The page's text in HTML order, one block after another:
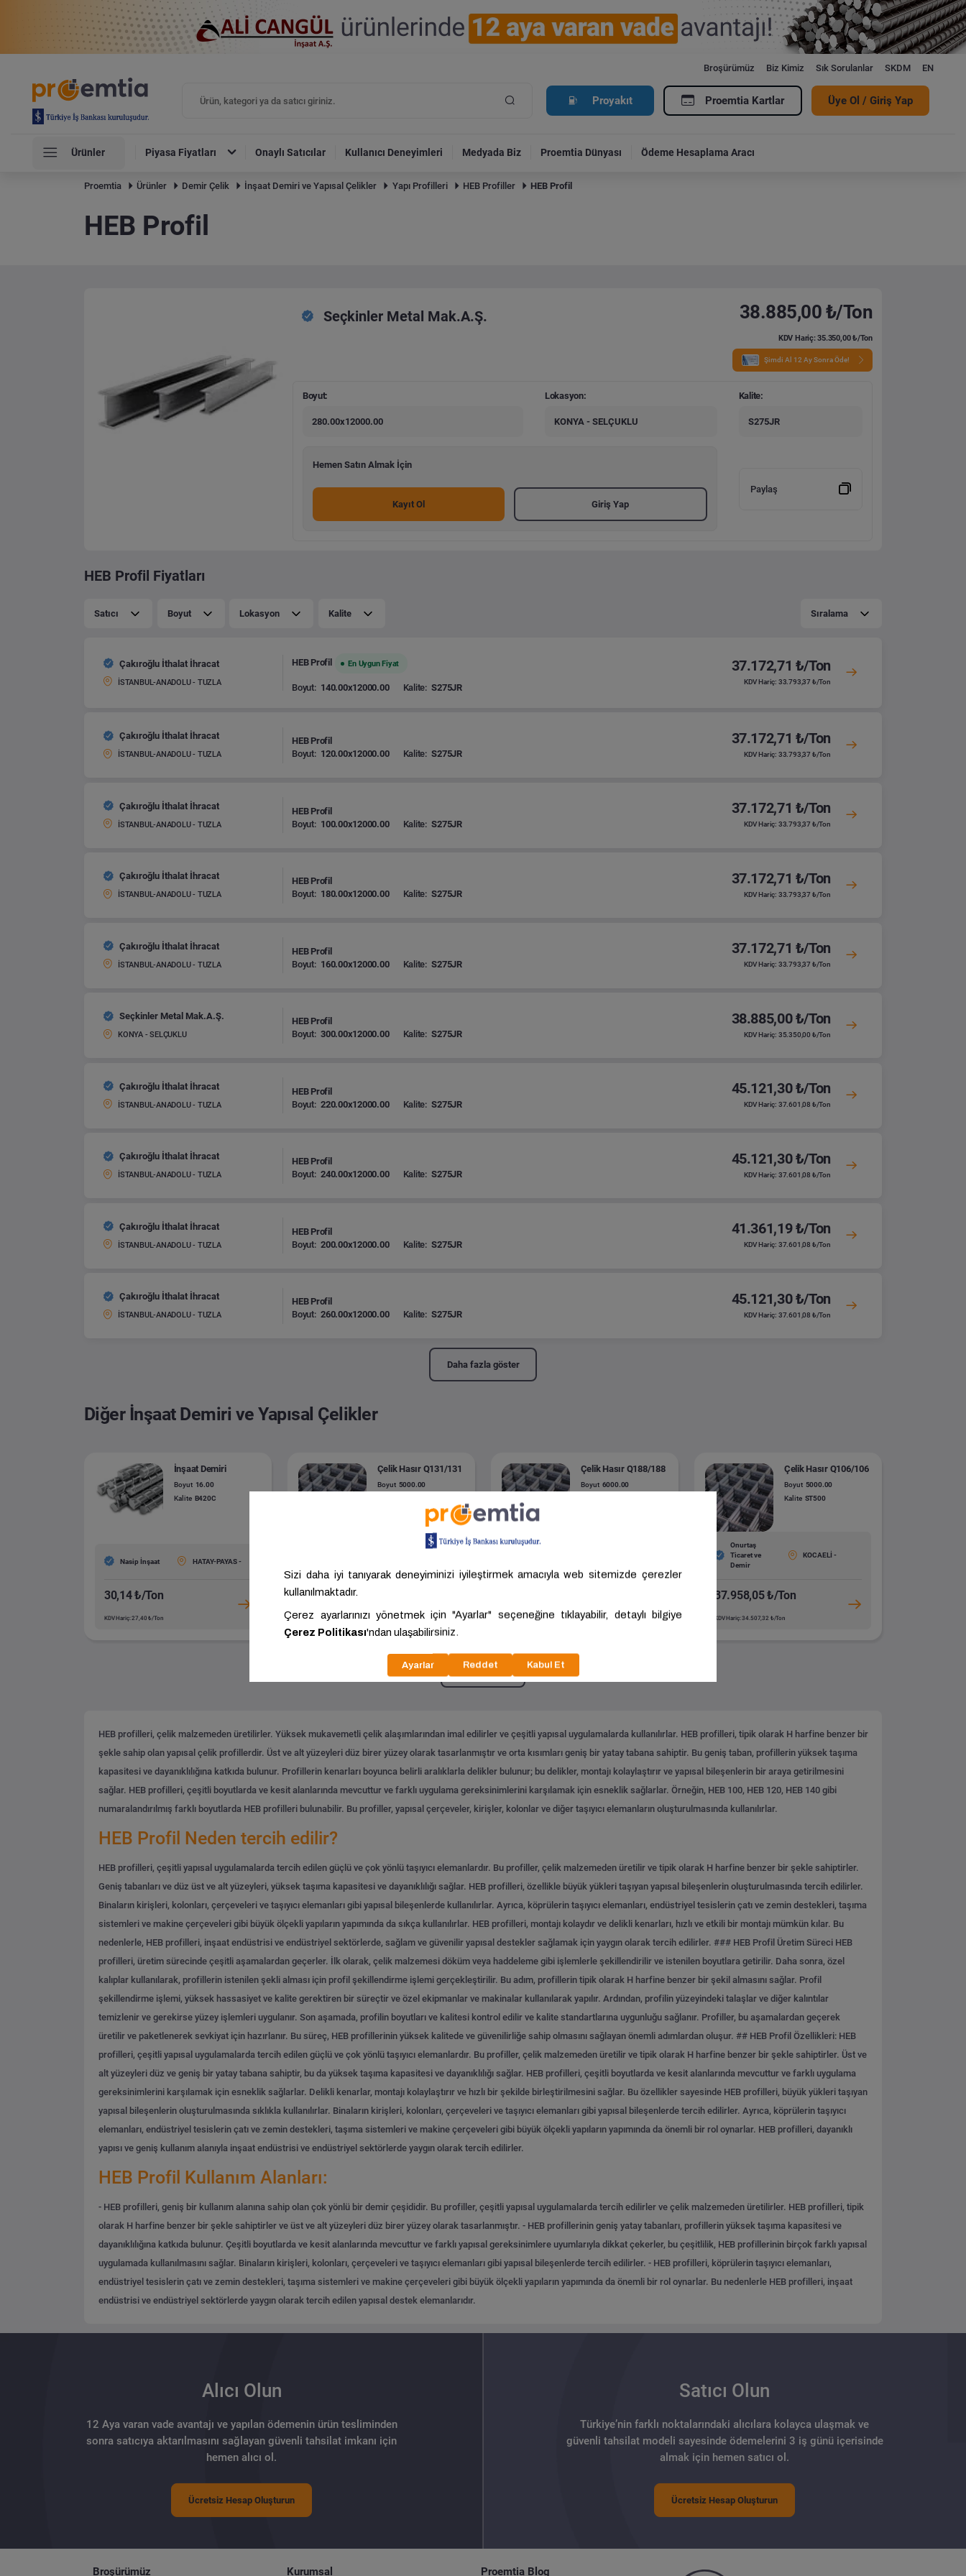
Broşürümüz Biz Kimiz Sık Sorulanlar SKDM EN
Proyakıt Proemtia Kartlar Üye Ol / Giriş Yap
Ürünler Piyasa Fiyatları Onaylı Satıcılar Kullanıcı Deneyimleri Medyada Biz Proemtia Dünyası Ödeme Hesaplama Aracı
Proemtia Ürünler Demir Çelik İnşaat Demiri ve Yapısal Çelikler Yapı Profilleri HEB Profiller HEB Profil
HEB Profil
Seçkinler Metal Mak.A.Ş. 38.885,00 ₺/Ton
KDV Hariç: 35.350,00 ₺/Ton
Şimdi Al 12 Ay Sonra Öde!
Boyut:
280.00x12000.00
Lokasyon:
KONYA - SELÇUKLU
Kalite:
S275JR
Hemen Satın Almak İçin
Kayıt Ol Giriş Yap
Paylaş
HEB Profil Fiyatları
Satıcı Boyut Lokasyon Kalite Sıralama
Çakıroğlu İthalat İhracat
İSTANBUL-ANADOLU - TUZLA
HEB Profil En Uygun Fiyat
Boyut: 140.00x12000.00 Kalite: S275JR
37.172,71 ₺/Ton
KDV Hariç: 33.793,37 ₺/Ton
Çakıroğlu İthalat İhracat
İSTANBUL-ANADOLU - TUZLA
HEB Profil
Boyut: 120.00x12000.00 Kalite: S275JR
37.172,71 ₺/Ton
KDV Hariç: 33.793,37 ₺/Ton
Çakıroğlu İthalat İhracat
İSTANBUL-ANADOLU - TUZLA
HEB Profil
Boyut: 100.00x12000.00 Kalite: S275JR
37.172,71 ₺/Ton
KDV Hariç: 33.793,37 ₺/Ton
Çakıroğlu İthalat İhracat
İSTANBUL-ANADOLU - TUZLA
HEB Profil
Boyut: 180.00x12000.00 Kalite: S275JR
37.172,71 ₺/Ton
KDV Hariç: 33.793,37 ₺/Ton
Çakıroğlu İthalat İhracat
İSTANBUL-ANADOLU - TUZLA
HEB Profil
Boyut: 160.00x12000.00 Kalite: S275JR
37.172,71 ₺/Ton
KDV Hariç: 33.793,37 ₺/Ton
Seçkinler Metal Mak.A.Ş.
KONYA - SELÇUKLU
HEB Profil
Boyut: 300.00x12000.00 Kalite: S275JR
38.885,00 ₺/Ton
KDV Hariç: 35.350,00 ₺/Ton
Çakıroğlu İthalat İhracat
İSTANBUL-ANADOLU - TUZLA
HEB Profil
Boyut: 220.00x12000.00 Kalite: S275JR
45.121,30 ₺/Ton
KDV Hariç: 37.601,08 ₺/Ton
Çakıroğlu İthalat İhracat
İSTANBUL-ANADOLU - TUZLA
HEB Profil
Boyut: 240.00x12000.00 Kalite: S275JR
45.121,30 ₺/Ton
KDV Hariç: 37.601,08 ₺/Ton
Çakıroğlu İthalat İhracat
İSTANBUL-ANADOLU - TUZLA
HEB Profil
Boyut: 200.00x12000.00 Kalite: S275JR
41.361,19 ₺/Ton
KDV Hariç: 37.601,08 ₺/Ton
Çakıroğlu İthalat İhracat
İSTANBUL-ANADOLU - TUZLA
HEB Profil
Boyut: 260.00x12000.00 Kalite: S275JR
45.121,30 ₺/Ton
KDV Hariç: 37.601,08 ₺/Ton
Daha fazla göster
Diğer İnşaat Demiri ve Yapısal Çelikler
İnşaat Demiri
Boyut 16.00
Kalite B420C
Nasip İnşaat HATAY-PAYAS -
30,14 ₺/Ton
KDV Hariç: 27,40 ₺/Ton
Çelik Hasır Q131/131
Boyut 5000.00
31.075,00 ₺/Ton
KDV Hariç: 28.250,00 ₺/Ton
Çelik Hasır Q188/188
Boyut 6000.00
KDV Hariç: 28.250,00 ₺/Ton
Çelik Hasır Q106/106
Boyut 5000.00
Kalite ST500
Onurtaş
Ticaret ve
Demir
KOCAELİ -
37.958,05 ₺/Ton
KDV Hariç: 34.507,32 ₺/Ton
Tümünü Gör
HEB profilleri, çelik malzemeden üretilirler. Yüksek mukavemetli çelik alaşımlarından imal edilirler ve çeşitli yapısal uygulamalarda kullanılırlar. HEB profilleri, tipik olarak H harfine benzer bir
şekle sahip olan yapısal çelik profillerdir. Üst ve alt yüzeyleri düz birer yüzey olarak tasarlanmıştır ve orta kısımları geniş bir yatay tabana sahiptir. Bu geniş taban, profillerin yüksek taşıma
kapasitesi ve dayanıklılığına katkıda bulunur. Profillerin kenarları boyunca belirli aralıklarla delikler bulunur; bu delikler, montajı kolaylaştırır ve yapısal bileşenlerin bir araya getirilmesini
sağlar. HEB profilleri, çeşitli boyutlarda ve kesit alanlarında mevcuttur ve farklı uygulama gereksinimlerini karşılamak için esneklik sağlarlar. Örneğin, HEB 100, HEB 120, HEB 140 gibi
numaralandırılmış farklı boyutlarda HEB profilleri bulunabilir. Bu profiller, yapısal çerçeveler, kirişler, kolonlar ve diğer taşıyıcı elemanların oluşturulmasında kullanılırlar.
HEB Profil Neden tercih edilir?
HEB profilleri, çeşitli yapısal uygulamalarda tercih edilen güçlü ve çok yönlü taşıyıcı elemanlardır. Bu profiller, çelik malzemeden üretilir ve tipik olarak H harfine benzer bir şekle sahiptirler.
Geniş tabanları ve düz üst ve alt yüzeyleri, yüksek taşıma kapasitesi ve dayanıklılığı sağlar. HEB profilleri, özellikle büyük yükleri taşıyan yapısal bileşenlerin oluşturulmasında tercih edilirler.
Binaların kirişleri, kolonları, çerçeveleri ve taşıyıcı elemanları gibi yapısal bileşenlerde kullanılırlar. Ayrıca, köprülerin taşıyıcı elemanları, endüstriyel tesislerin çatı ve zemin destekleri, taşıma
sistemleri ve makine çerçeveleri gibi büyük ölçekli yapıların yapımında da sıkça kullanılırlar. HEB profilleri, montajı kolaydır ve delikli kenarları, hızlı ve etkili bir montajı mümkün kılar. Bu
nedenlerle, HEB profilleri, inşaat endüstrisi ve endüstriyel sektörlerde, sağlam ve güvenilir yapısal destekler sağlamak için yaygın olarak tercih edilirler. ### HEB Profil Üretim Süreci HEB
profilleri, üretim sürecinde çeşitli aşamalardan geçerler. İlk olarak, çelik malzemesi döküm veya haddeleme gibi işlemlerle şekillendirilir ve istenilen boyutlara getirilir. Daha sonra, özel
kalıplar kullanılarak, profillerin istenilen şekli alması için profil şekillendirme işlemi gerçekleştirilir. Bu adım, profillerin tipik olarak H harfine benzer bir şekil almasını sağlar. Profil
şekillendirme işlemi, yüksek hassasiyet ve kalite gerektiren bir süreçtir ve özel ekipmanlar ve makinalar kullanılarak yapılır. Ardından, profilin yüzeyindeki talaşlar ve diğer kalıntılar
temizlenir ve gerekirse yüzey işlemleri uygulanır. Son aşamada, profilin boyutları ve kalitesi kontrol edilir ve kalite standartlarına uygunluğu sağlanır. Profiller, bu aşamalardan geçerek
üretilir ve paketlenerek sevkiyat için hazırlanır. Bu süreç, HEB profillerinin yüksek kalitede ve güvenilirliğe sahip olmasını sağlayan önemli adımlardan oluşur. ## HEB Profil Özellikleri: HEB
profilleri, çeşitli yapısal uygulamalarda tercih edilen güçlü ve çok yönlü taşıyıcı elemanlardır. Bu profiller, çelik malzemeden üretilir ve tipik olarak H harfine benzer bir şekle sahiptirler. Üst ve
alt yüzeyleri düz ve geniş bir yatay tabana sahiptir, bu da yüksek taşıma kapasitesi ve dayanıklılığı sağlar. HEB profilleri, çeşitli boyutlarda ve kesit alanlarında mevcuttur ve farklı uygulama
gereksinimlerini karşılamak için esneklik sağlarlar. Delikli kenarlar, montajı kolaylaştırır ve hızlı bir şekilde birleştirilmesini sağlar. Bu özellikler sayesinde HEB profilleri, büyük yükleri taşıyan
yapısal bileşenlerin oluşturulmasında sıklıkla kullanılırlar. Binaların kirişleri, kolonları, çerçeveleri ve taşıyıcı elemanları gibi yapısal bileşenlerde tercih edilirler. Ayrıca, köprülerin taşıyıcı
elemanları, endüstriyel tesislerin çatı ve zemin destekleri, taşıma sistemleri ve makine çerçeveleri gibi büyük ölçekli yapıların yapımında da önemli bir rol oynarlar. HEB profilleri, dayanıklı
yapısı ve geniş kullanım alanıyla inşaat endüstrisi ve endüstriyel sektörlerde yaygın olarak tercih edilirler.
HEB Profil Kullanım Alanları:
- HEB profilleri, geniş bir kullanım alanına sahip olan çok yönlü bir demir çeşididir. Bu profiller, çeşitli yapısal uygulamalarda tercih edilirler ve çelik malzemeden üretilirler. HEB profilleri, tipik
olarak H harfine benzer bir şekle sahiptirler ve üst ve alt yüzeyleri düz birer yüzey olarak tasarlanmıştır. - HEB profillerinin geniş yatay tabanları, profillerin yüksek taşıma kapasitesi ve
dayanıklılığına katkıda bulunur. Çeşitli boyutlarda ve kesit alanlarında mevcuttur ve farklı yapısal gereksinimlere uyumlarıyla dikkat çekerler, bu çeşitlilik, HEB profillerinin birçok farklı yapısal
uygulamada kullanılmasını sağlar. Binaların kirişleri, kolonları, çerçeveleri ve taşıyıcı elemanları gibi yapısal bileşenlerde tercih edilirler. - HEB profilleri, köprülerin taşıyıcı elemanları,
endüstriyel tesislerin çatı ve zemin destekleri, taşıma sistemleri ve makine çerçeveleri gibi büyük ölçekli yapıların yapımında da önemli bir rol oynarlar. Bu nedenlerle HEB profilleri, inşaat
endüstrisi ve endüstriyel sektörlerde yaygın olarak tercih edilen yapısal destek elemanlarıdır.
Alıcı Olun
12 Aya varan vade avantajı ve yapılan ödemenin ürün tesliminden
sonra satıcıya aktarılmasını sağlayan güvenli tahsilat imkanı için
hemen alıcı ol.
Ücretsiz Hesap Oluşturun
Satıcı Olun
Türkiye’nin farklı noktalarındaki alıcılara kolayca ulaşmak ve
güvenli tahsilat modeli sayesinde ödemelerini 3 iş günü içerisinde
almak için hemen satıcı ol.
Ücretsiz Hesap Oluşturun
Broşürümüz Kurumsal Proemtia Blog